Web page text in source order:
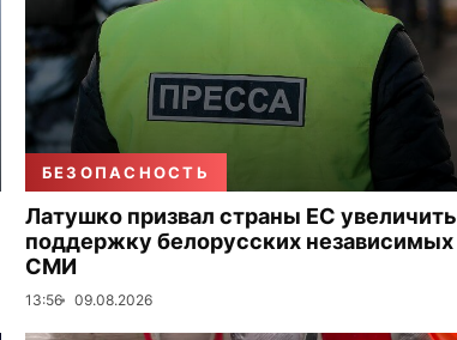
БЕЗОПАСНОСТЬ
Латушко призвал страны ЕС увеличить
поддержку белорусских независимых
СМИ
13:56 09.08.2026